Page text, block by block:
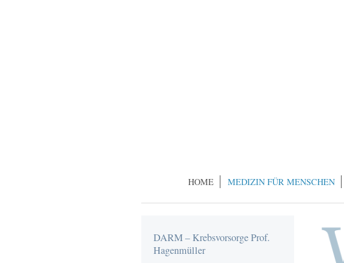
HOME MEDIZIN FÜR MENSCHEN
DARM – Krebsvorsorge Prof.
Hagenmüller